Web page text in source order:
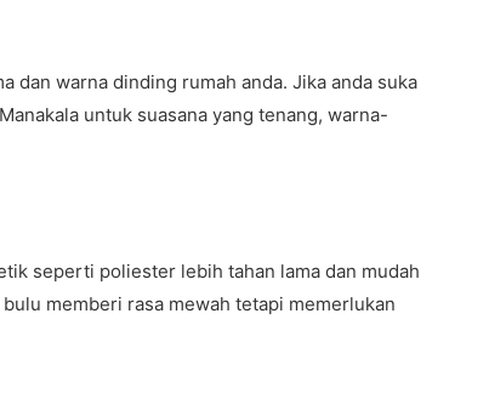
dan warna dinding rumah anda. Jika anda suka
untuk suasana yang tenang, warna-
seperti poliester lebih tahan lama dan mudah
memberi rasa mewah tetapi memerlukan